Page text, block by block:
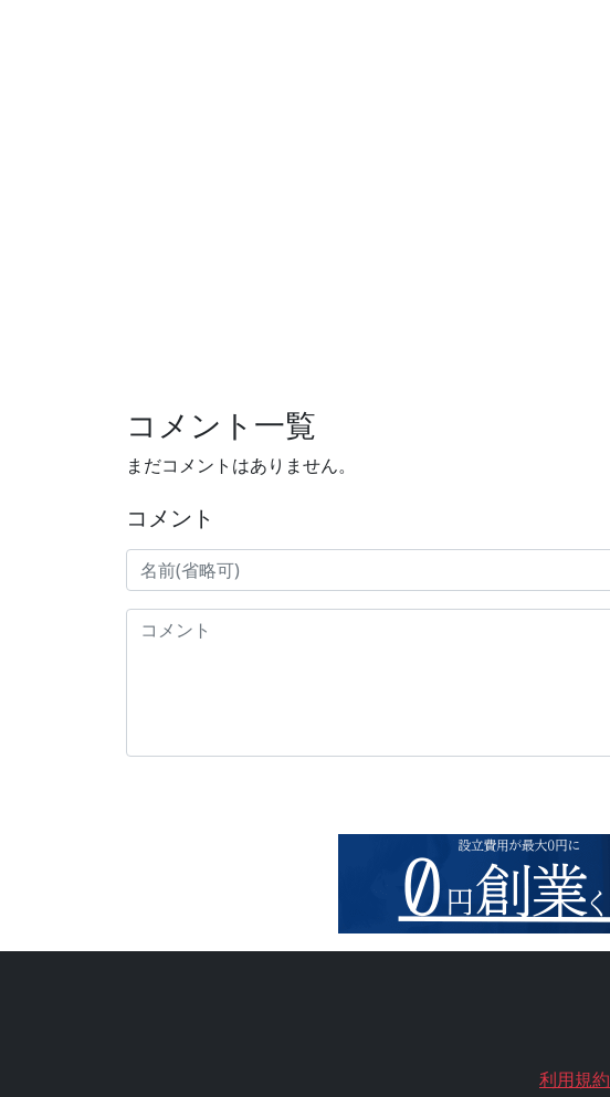
コメント一覧
まだコメントはありません。
コメント
利用規約